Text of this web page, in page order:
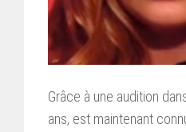
Grâce à une audition
ans, est maintenant